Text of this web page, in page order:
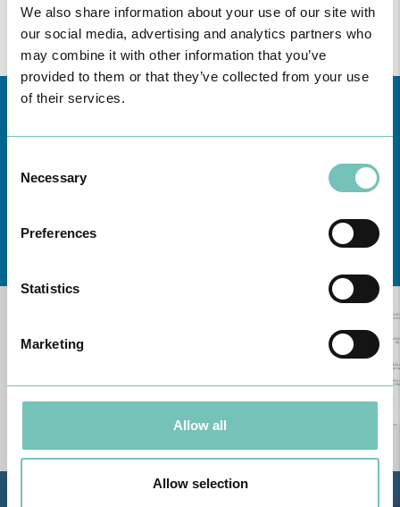
We also share information about your use of our site with
our social media, advertising and analytics partners who
may combine it with other information that you’ve
provided to them or that they’ve collected from your use
of their services.
Selection
Necessary
Preferences
Statistics
Marketing
Allow all
Allow selection
Conheça todas as Unidades de saúde CUF aqui